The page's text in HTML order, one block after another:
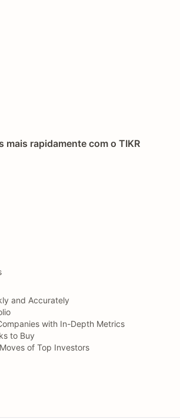
mais rapidamente com o TIKR
and Accurately
with In-Depth Metrics
to Buy
of Top Investors